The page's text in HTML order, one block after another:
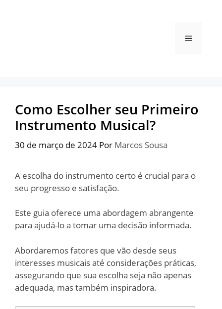
Menu
Como Escolher seu Primeiro
Instrumento Musical?
30 de março de 2024 Por Marcos Sousa
A escolha do instrumento certo é crucial para o
seu progresso e satisfação.
Este guia oferece uma abordagem abrangente
para ajudá-lo a tomar uma decisão informada.
Abordaremos fatores que vão desde seus
interesses musicais até considerações práticas,
assegurando que sua escolha seja não apenas
adequada, mas também inspiradora.